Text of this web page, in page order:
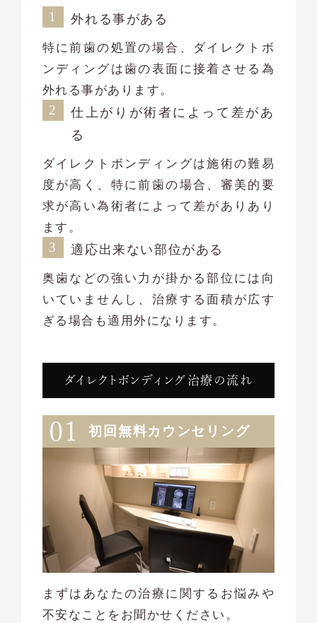
外れる事がある
特に前歯の処置の場合、ダイレクトボ
ンディングは歯の表面に接着させる為
外れる事があります。
仕上がりが術者によって差があ
る
ダイレクトボンディングは施術の難易
度が高く、特に前歯の場合、審美的要
求が高い為術者によって差がありあり
ます。
適応出来ない部位がある
奥歯などの強い力が掛かる部位には向
いていませんし、治療する面積が広す
ぎる場合も適用外になります。
ダイレクトボンディング治療の流れ
初回無料カウンセリング
まずはあなたの治療に関するお悩みや
不安なことをお聞かせください。